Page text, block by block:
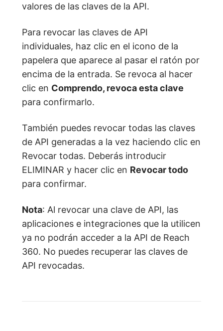
valores de las claves de la API.
Para revocar las claves de API
individuales, haz clic en el icono de la
papelera que aparece al pasar el ratón por
encima de la entrada. Se revoca al hacer
clic en Comprendo, revoca esta clave
para confirmarlo.
También puedes revocar todas las claves
de API generadas a la vez haciendo clic en
Revocar todas. Deberás introducir
ELIMINAR y hacer clic en Revocar todo
para confirmar.
Nota: Al revocar una clave de API, las
aplicaciones e integraciones que la utilicen
ya no podrán acceder a la API de Reach
360. No puedes recuperar las claves de
API revocadas.